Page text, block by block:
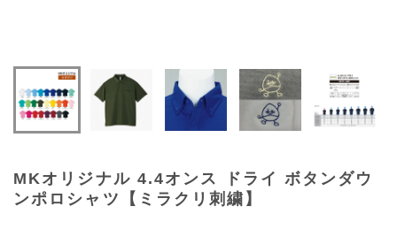
MKオリジナル 4.4オンス ドライ ボタンダウ
ンポロシャツ【ミラクリ刺繍】